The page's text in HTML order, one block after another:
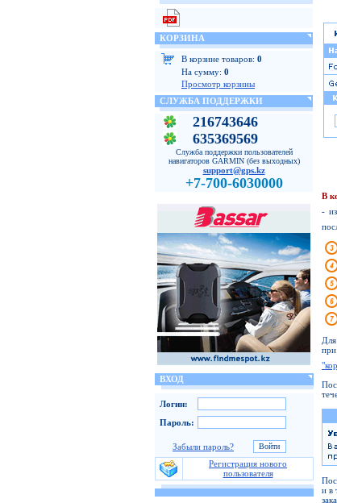
КОРЗИНА
В корзине товаров: 0
На сумму: 0
Просмотр корзины
СЛУЖБА ПОДДЕРЖКИ
216743646
635369569
Служба поддержки пользователей
навигаторов GARMIN (без выходных)
support@gps.kz
+7-700-6030000
ВХОД
Логин:
Пароль:
Забыли пароль?
Регистрация нового
пользователя
В
-
и в